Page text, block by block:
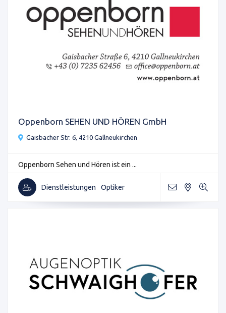
Oppenborn SEHEN UND HÖREN GmbH
Gaisbacher Str. 6, 4210 Gallneukirchen
Oppenborn Sehen und Hören ist ein ...
Dienstleistungen Optiker